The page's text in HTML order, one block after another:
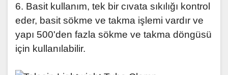
6. Basit kullanım, tek bir cıvata sıkılığı kontrol
eder, basit sökme ve takma işlemi vardır ve
yapı 500'den fazla sökme ve takma döngüsü
için kullanılabilir.